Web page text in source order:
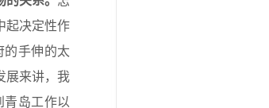
起决定性作
的手伸的太
展来讲，我
青岛工作以